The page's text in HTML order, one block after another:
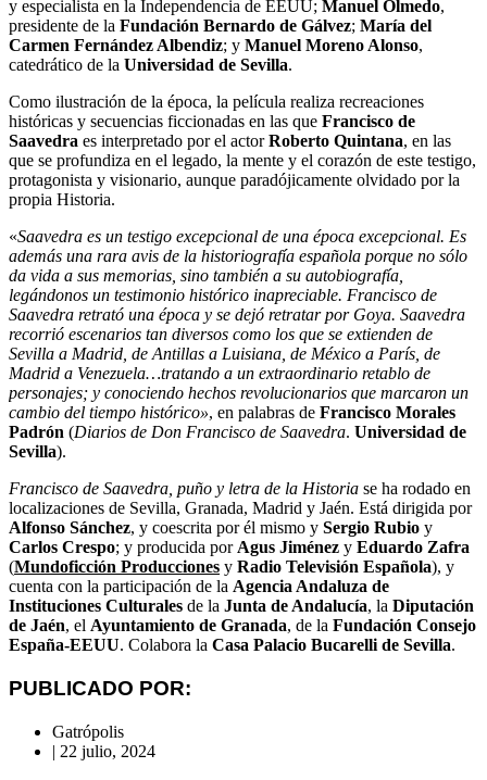
y especialista en la Independencia de EEUU; Manuel Olmedo,
presidente de la Fundación Bernardo de Gálvez; María del
Carmen Fernández Albendiz; y Manuel Moreno Alonso,
catedrático de la Universidad de Sevilla.
Como ilustración de la época, la película realiza recreaciones
históricas y secuencias ficcionadas en las que Francisco de
Saavedra es interpretado por el actorRoberto Quintana, en las
que se profundiza en el legado, la mente y el corazón de este testigo,
protagonista y visionario, aunque paradójicamente olvidado por la
propia Historia.
«Saavedra es un testigo excepcional de una época excepcional. Es
además una rara avis de la historiografía española porque no sólo
da vida a sus memorias, sino también a su autobiografía,
legándonos un testimonio histórico inapreciable. Francisco de
Saavedra retrató una época y se dejó retratar por Goya. Saavedra
recorrió escenarios tan diversos como los que se extienden de
Sevilla a Madrid, de Antillas a Luisiana, de México a París, de
Madrid a Venezuela…tratando a un extraordinario retablo de
personajes; y conociendo hechos revolucionarios que marcaron un
cambio del tiempo histórico», en palabras de Francisco Morales
Padrón (Diarios de Don Francisco de Saavedra. Universidad de
Sevilla).
Francisco de Saavedra, puño y letra de la Historia se ha rodado en
localizaciones de Sevilla, Granada, Madrid y Jaén. Está dirigida por
Alfonso Sánchez, y coescrita por él mismo y Sergio Rubio y
Carlos Crespo; y producida por Agus Jiménez y Eduardo Zafra
(Mundoficción Producciones y Radio Televisión Española), y
cuenta con la participación de la Agencia Andaluza de
Instituciones Culturales de la Junta de Andalucía, la Diputación
de Jaén, el Ayuntamiento de Granada, de la Fundación Consejo
España-EEUU. Colabora la Casa Palacio Bucarelli de Sevilla.
PUBLICADO POR:
Gatrópolis
| 22 julio, 2024